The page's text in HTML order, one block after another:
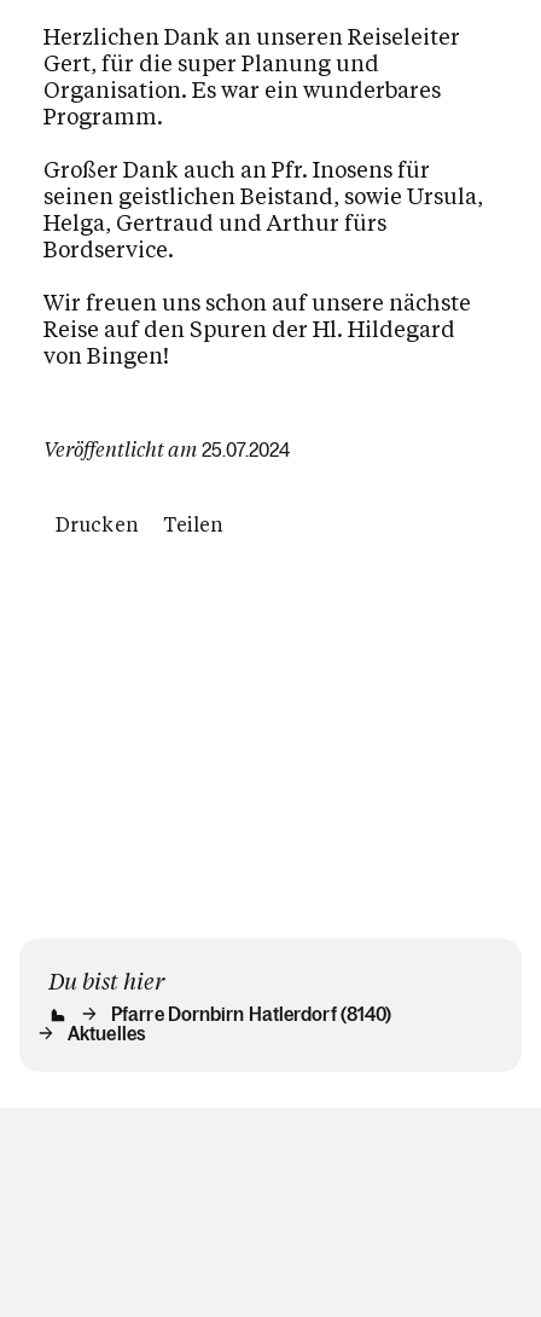
Herzlichen Dank an unseren Reiseleiter
Gert, für die super Planung und
Organisation. Es war ein wunderbares
Programm.
Großer Dank auch an Pfr. Inosens für
seinen geistlichen Beistand, sowie Ursula,
Helga, Gertraud und Arthur fürs
Bordservice.
Wir freuen uns schon auf unsere nächste
Reise auf den Spuren der Hl. Hildegard
von Bingen!
Veröffentlicht am 25.07.2024
Drucken Teilen
Du bist hier
Pfarre Dornbirn Hatlerdorf (8140)
Aktuelles